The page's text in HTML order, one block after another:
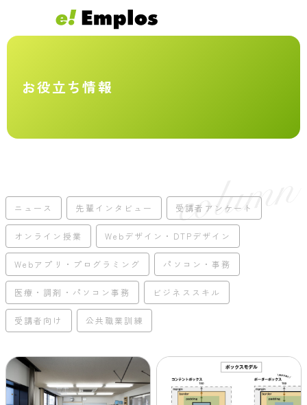
お役立ち情報
ニュース 先輩インタビュー 受講者アンケート
オンライン授業 Webデザイン・DTPデザイン
Webアプリ・プログラミング パソコン・事務
医療・調剤・パソコン事務 ビジネススキル
受講者向け 公共職業訓練